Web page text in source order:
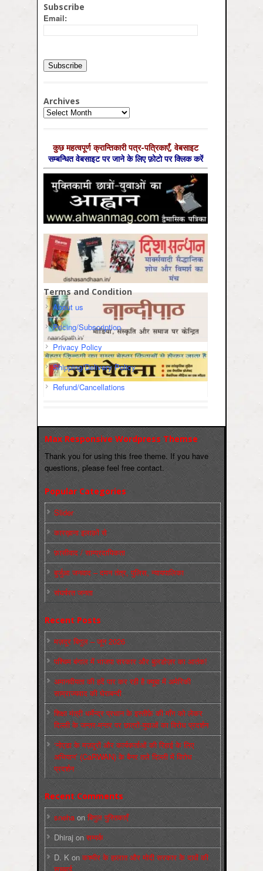
Subscribe
Email:
Archives
Archives
कुछ महत्‍वपूर्ण क्रान्तिकारी पत्र-पत्रिकाएँ, वेबसाइट
सम्‍बन्धित वेबसाइट पर जाने के लिए फ़ोटो पर क्लिक करें
Terms and Condition
About us
Pricing/Subscription
Privacy Policy
Shipping/Delivery Policy
Refund/Cancellations
Max Responsive Wordpress Themse
Thank you for using this free theme. If you have
questions, please feel free contact.
Popular Categories
Slider
कारख़ाना इलाक़ों से
फ़ासीवाद / साम्‍प्रदायिकता
बुर्जुआ जनवाद – दमन तंत्र, पुलिस, न्‍यायपालिका
संघर्षरत जनता
Recent Posts
मज़दूर बिगुल – जून 2026
पश्चिम बंगाल में भाजपा सरकार और बुलडोज़र का आतंक!
अमानवीयता की हदें पार कर रही है क्यूबा में अमेरिकी
साम्राज्यवाद की घेराबन्दी
शिक्षा मंत्री धर्मेन्द्र प्रधान के इस्तीफ़े की माँग को लेकर
दिल्ली के जन्तर-मन्तर पर छात्रों-युवाओं का विरोध प्रदर्शन
‘नोएडा के मज़दूरों और कार्यकर्ताओं की रिहाई के लिए
अभियान’ (CaRWAN) के बैनर तले दिल्ली में विरोध
प्रदर्शन
Recent Comments
sneha on बिगुल पुस्तिकाएँ
Dhiraj on सम्पर्क
D. K on कश्मीर के हालात और मोदी सरकार के दावों की
सच्चाई